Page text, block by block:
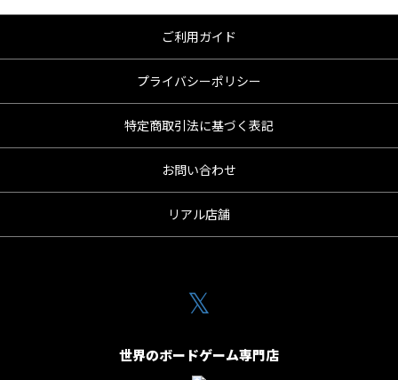
ご利用ガイド
プライバシーポリシー
特定商取引法に基づく表記
お問い合わせ
リアル店舗
𝕏
世界のボードゲーム専門店